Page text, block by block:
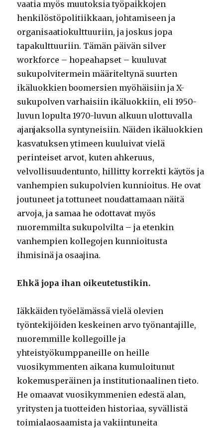
vaatia myös muutoksia työpaikkojen
henkilöstöpolitiikkaan, johtamiseen ja
organisaatiokulttuuriin, ja joskus jopa
tapakulttuuriin. Tämän päivän silver
workforce – hopeahapset – kuuluvat
sukupolvitermein määriteltynä suurten
ikäluokkien boomersien myöhäisiin ja X-
sukupolven varhaisiin ikäluokkiin, eli 1950-
luvun lopulta 1970-luvun alkuun ulottuvalla
ajanjaksolla syntyneisiin. Näiden ikäluokkien
kasvatuksen ytimeen kuuluivat vielä
perinteiset arvot, kuten ahkeruus,
velvollisuudentunto, hillitty korrekti käytös ja
vanhempien sukupolvien kunnioitus. He ovat
joutuneet ja tottuneet noudattamaan näitä
arvoja, ja samaa he odottavat myös
nuoremmilta sukupolvilta – ja etenkin
vanhempien kollegojen kunnioitusta
ihmisinä ja osaajina.
Ehkä jopa ihan oikeutetustikin.
Iäkkäiden työelämässä vielä olevien
työntekijöiden keskeinen arvo työnantajille,
nuoremmille kollegoille ja
yhteistyökumppaneille on heille
vuosikymmenten aikana kumuloitunut
kokemusperäinen ja institutionaalinen tieto.
He omaavat vuosikymmenien edestä alan,
yritysten ja tuotteiden historiaa, syvällistä
toimialaosaamista ja vakiintuneita